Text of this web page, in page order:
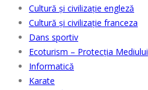
Cultură şi civilizaţie engleză
Cultură şi civilizaţie franceza
Dans sportiv
Ecoturism – Protecția Mediului
Informatică
Karate